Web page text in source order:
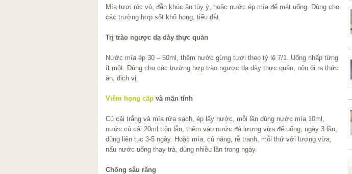
Mía tươi róc vỏ, đẵn khúc ăn tùy ý, hoặc nước ép mía để mát uống. Dùng cho
các trường hợp sốt khô họng, tiểu dắt.
Trị trào ngược dạ dày thực quản
Nước mía ép 30 – 50ml, thêm nước gừng tươi theo tỷ lệ 7/1. Uống nhấp từng
ít một. Dùng cho các trường hợp trào ngược dạ dày thực quản, nôn ói ra thức
ăn, dịch vị.
Viêm họng cấp và mãn tính
Củ cải trắng và mía rửa sạch, ép lấy nước, mỗi lần dùng nước mía 10ml,
nước củ cải 20ml trộn lẫn, thêm vào nước đá lượng vừa để uống, ngày 3 lần,
dùng liên tục 3-5 ngày. Hoặc mía, củ năng, rễ tranh, mỗi thứ với lượng vừa,
nấu nước uống thay trà, dùng nhiều lần trong ngày.
Chống sâu răng